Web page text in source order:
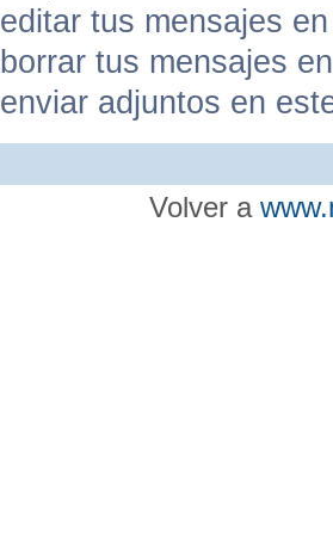
editar tus mensajes
borrar tus mensajes
enviar adjuntos en
Volver a